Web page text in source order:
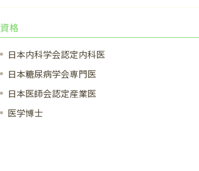
資格
日本内科学会認定内科医
日本糖尿病学会専門医
日本医師会認定産業医
医学博士